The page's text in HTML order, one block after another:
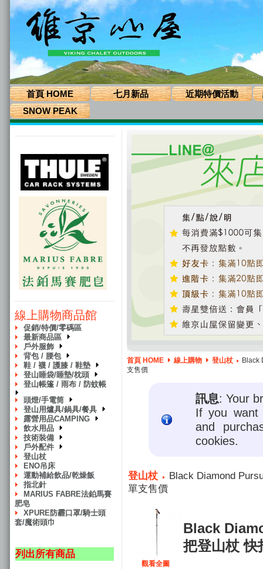
首頁 HOME 七月新品 近期特價活動
SNOW PEAK
線上購物商品館
促銷/特價/零碼區
最新商品區
戶外服飾
背包 / 腰包
鞋 / 襪 / 護膝 / 鞋墊
登山睡袋/睡墊/枕頭
登山帳篷 / 雨布 / 防蚊帳
頭燈/手電筒
登山用爐具/鍋具/餐具
露營用品CAMPING
飲水用品
技術裝備
戶外配件
登山杖
ENO吊床
運動補給飲品/乾燥飯
指北針
MARIUS FABRE法鉑馬賽
肥皂
XPURE防霾口罩/騎士頭
套/魔術頭巾
列出所有商品
首頁 HOME 線上購物 登山杖
Black
支售價
訊息: Your
If you want
and
cookies.
登山杖
Black Diamond
單支售價
觀看全圖
Black
把登山杖 快